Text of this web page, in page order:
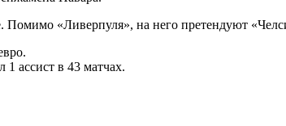
Помимо «Ливерпуля», на него претендуют
ассист в 43 матчах.